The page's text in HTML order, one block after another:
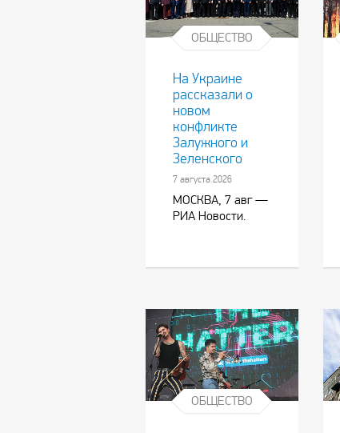
ОБЩЕСТВО
На Украине
рассказали о
новом
конфликте
Залужного и
Зеленского
7 августа 2026
МОСКВА, 7 авг —
РИА Новости.
ОБЩЕСТВО